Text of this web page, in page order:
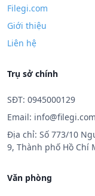
Filegi.com
Giới thiệu
Liên hệ
Trụ sở chính
SĐT: 0945000129
Email: info@filegi.com
Địa chỉ: Số 773/10
9, Thành phố Hồ Chí
Văn phòng